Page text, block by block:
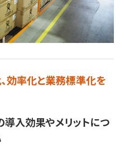
効率化と業務標準化を
入効果やメリットにつ